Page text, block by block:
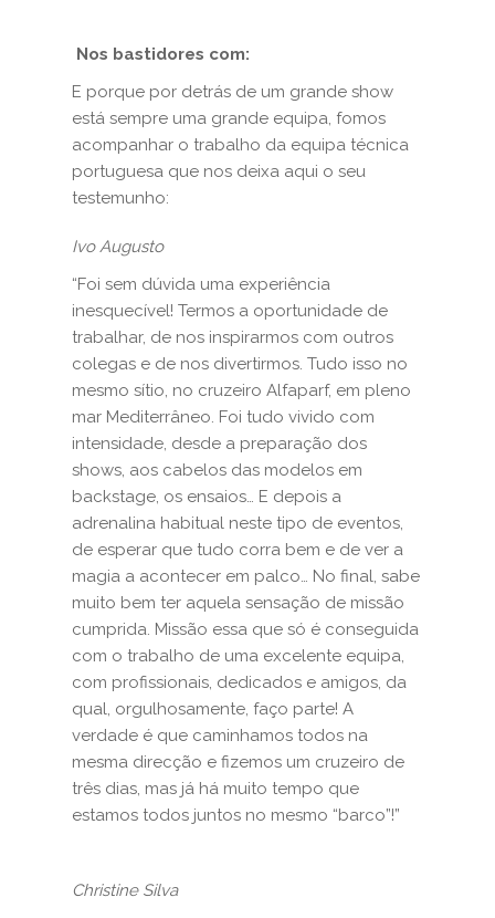
Nos bastidores com:
E porque por detrás de um grande show
está sempre uma grande equipa, fomos
acompanhar o trabalho da equipa técnica
portuguesa que nos deixa aqui o seu
testemunho:
Ivo Augusto
“Foi sem dúvida uma experiência
inesquecível! Termos a oportunidade de
trabalhar, de nos inspirarmos com outros
colegas e de nos divertirmos. Tudo isso no
mesmo sítio, no cruzeiro Alfaparf, em pleno
mar Mediterrâneo. Foi tudo vivido com
intensidade, desde a preparação dos
shows, aos cabelos das modelos em
backstage, os ensaios… E depois a
adrenalina habitual neste tipo de eventos,
de esperar que tudo corra bem e de ver a
magia a acontecer em palco… No final, sabe
muito bem ter aquela sensação de missão
cumprida. Missão essa que só é conseguida
com o trabalho de uma excelente equipa,
com profissionais, dedicados e amigos, da
qual, orgulhosamente, faço parte! A
verdade é que caminhamos todos na
mesma direcção e fizemos um cruzeiro de
três dias, mas já há muito tempo que
estamos todos juntos no mesmo “barco”!”
Christine Silva